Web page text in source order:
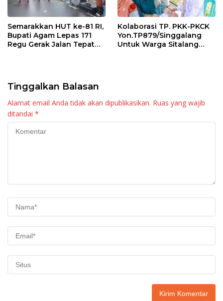
Semarakkan HUT ke-81 RI,
Bupati Agam Lepas 171
Regu Gerak Jalan Tepat
Kolaborasi TP. PKK-PKCK
Yon.TP879/Singgalang
Untuk Warga Sitalang
Tinggalkan Balasan
Alamat email Anda tidak akan dipublikasikan. Ruas yang wajib
ditandai *